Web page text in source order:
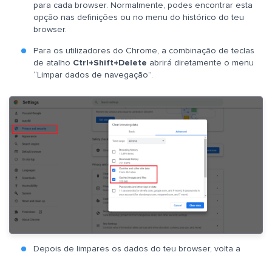
para cada browser. Normalmente, podes encontrar esta
opção nas definições ou no menu do histórico do teu
browser.
Para os utilizadores do Chrome, a combinação de teclas
de atalho Ctrl+Shift+Delete abrirá diretamente o menu
“Limpar dados de navegação”.
Depois de limpares os dados do teu browser, volta a